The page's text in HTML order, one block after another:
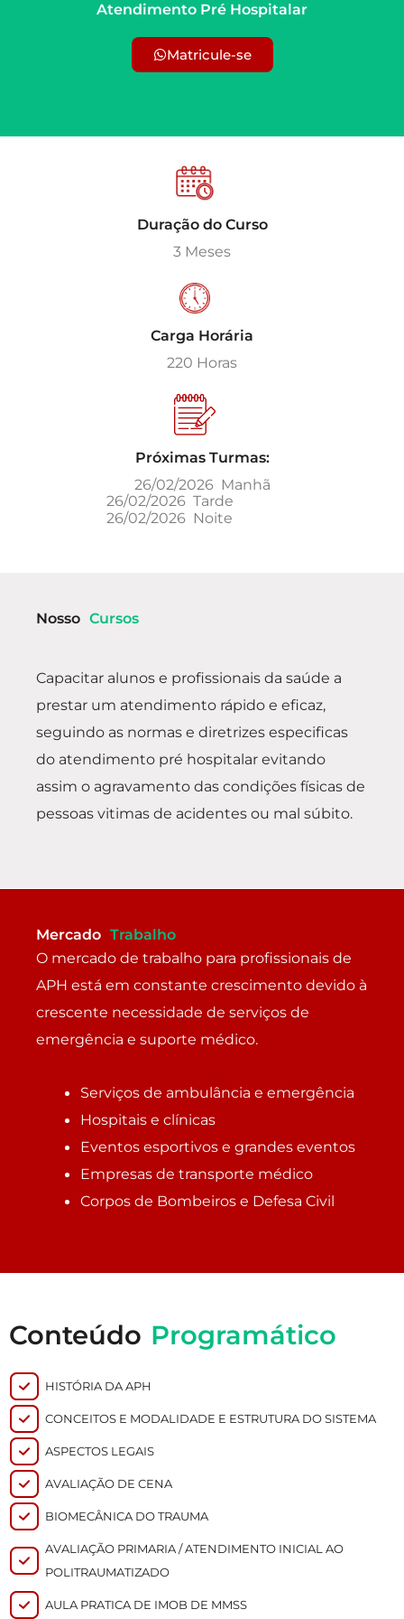
Atendimento Pré Hospitalar
Matricule-se
Duração do Curso
3 Meses
Carga Horária
220 Horas
Próximas Turmas:
26/02/2026 Manhã
26/02/2026 Tarde
26/02/2026 Noite
Nosso Cursos
Capacitar alunos e profissionais da saúde a
prestar um atendimento rápido e eficaz,
seguindo as normas e diretrizes especificas
do atendimento pré hospitalar evitando
assim o agravamento das condições físicas de
pessoas vitimas de acidentes ou mal súbito.
Mercado Trabalho
O mercado de trabalho para profissionais de
APH está em constante crescimento devido à
crescente necessidade de serviços de
emergência e suporte médico.
Serviços de ambulância e emergência
Hospitais e clínicas
Eventos esportivos e grandes eventos
Empresas de transporte médico
Corpos de Bombeiros e Defesa Civil
Conteúdo Programático
HISTÓRIA DA APH
CONCEITOS E MODALIDADE E ESTRUTURA DO SISTEMA
ASPECTOS LEGAIS
AVALIAÇÃO DE CENA
BIOMECÂNICA DO TRAUMA
AVALIAÇÃO PRIMARIA / ATENDIMENTO INICIAL AO
POLITRAUMATIZADO
AULA PRATICA DE IMOB DE MMSS